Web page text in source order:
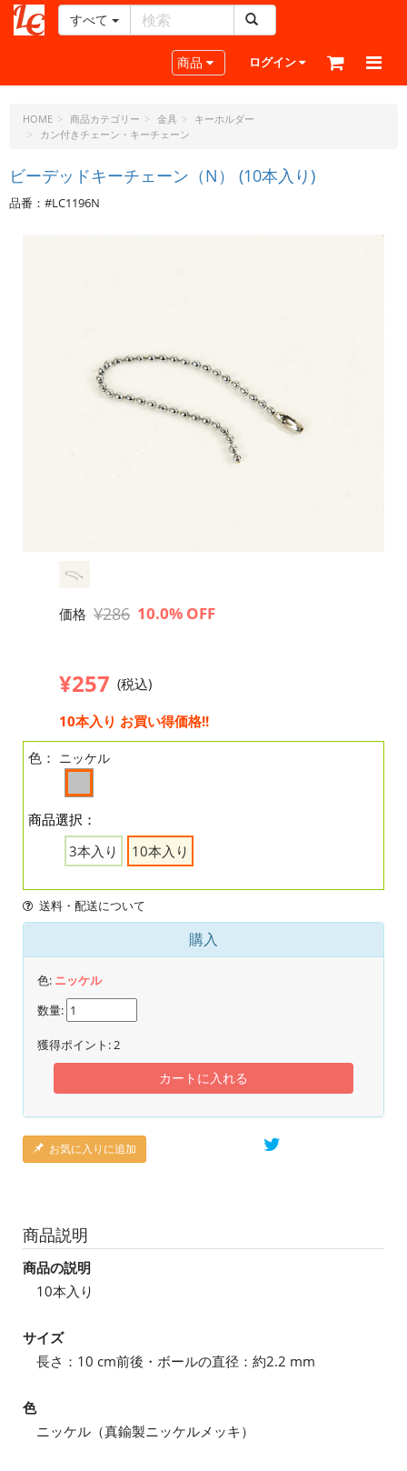
ー
ラ
フ
ド
ッ
ト・
すべて
Toggle navigation
商品 ログイン
HOME 商品カテゴリー 金具
キーホルダー
カン付きチェーン・キーチェーン
ビーデッドキーチェーン（N） (10本入り)
品番：#LC1196N
価格 ¥286 10.0% OFF
¥257 (税込)
10本入り お買い得価格!!
色： ニッケル
商品選択：
3本入り
10本入り
送料・配送について
購入
色: ニッケル
数量:
獲得ポイント:2
カートに入れる
お気に入りに追加
商品説明
商品の説明
10本入り
サイズ
長さ：10 cm前後・ボールの直径：約2.2 mm
色
ニッケル（真鍮製ニッケルメッキ）